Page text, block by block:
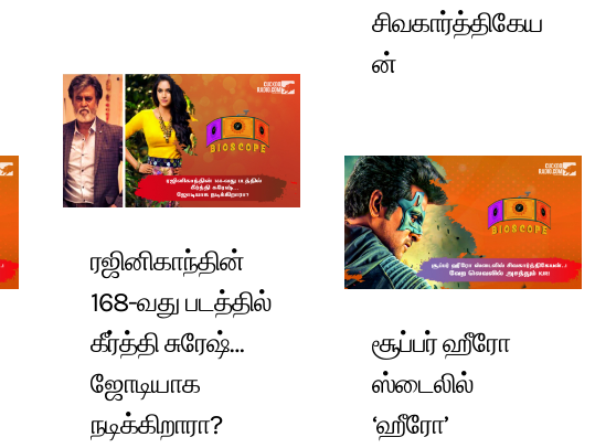
சிவகார்த்திகேய
ன்
ரஜினிகாந்தின்
168-வது படத்தில்
கீர்த்தி சுரேஷ்…
ஜோடியாக
நடிக்கிறாரா?
சூப்பர் ஹீரோ
ஸ்டைலில்
‘ஹீரோ’